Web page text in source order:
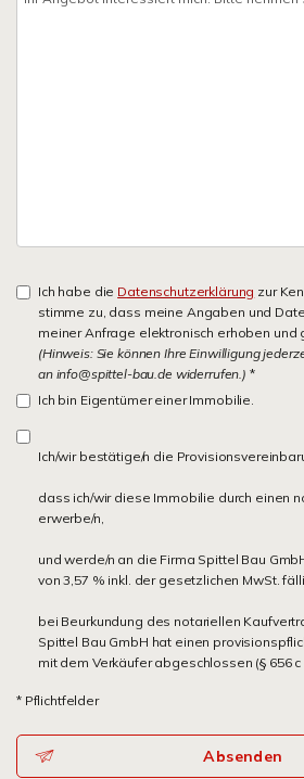
Ich habe die Datenschutzerklärung zur
stimme zu, dass meine Angaben und
meiner Anfrage elektronisch erhoben und
(Hinweis: Sie können Ihre Einwilligung
an info@spittel-bau.de widerrufen.) *
Ich bin Eigentümer einer Immobilie.
Ich/wir bestätige/n die
dass ich/wir diese Immobilie durch einen
erwerbe/n,
und werde/n an die Firma Spittel Bau
von 3,57 % inkl. der gesetzlichen MwSt.
bei Beurkundung des notariellen
Spittel Bau GmbH hat einen
mit dem Verkäufer abgeschlossen (§ 656 c
* Pflichtfelder
Absenden